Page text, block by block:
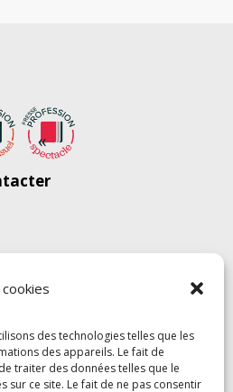
des technologies telles que les
des appareils. Le fait de
traiter des données telles que le
sur ce site. Le fait de ne pas consentir